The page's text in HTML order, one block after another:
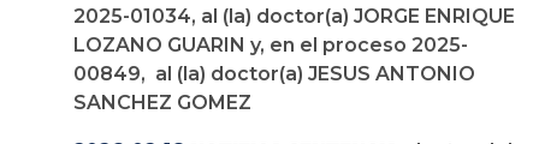
2025-01034, al (la) doctor(a) JORGE ENRIQUE
LOZANO GUARIN y, en el proceso 2025-
00849, al (la) doctor(a) JESUS ANTONIO
SANCHEZ GOMEZ